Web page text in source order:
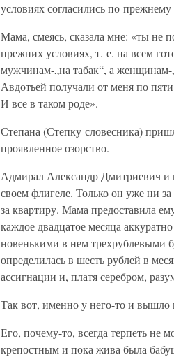
условиях согласились по-
Мама, смеясь, сказала мне: «ты не
прежних условиях, т. е. на всем
мужчинам-„на табак“, а
Авдотьей получали от меня по
И все в таком роде».
Степана (Степку-словесника)
проявленное озорство.
Адмирал Александр Дмитриевич и
своем флигеле. Только он уже ни
за квартиру. Мама предоставила
каждое двадцатое месяца
новенькими в нем трехрублевыми
определилась в шесть рублей в
ассигнации и, платя серебром,
Так вот, именно у него-то и вышло
Его, почему-то, всегда терпеть не
крепостным и пока жива была